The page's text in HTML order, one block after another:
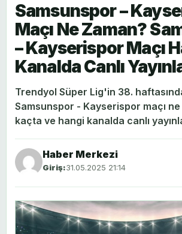
Samsunspor –
Maçı Ne Zaman?
– Kayserispor Maçı
Kanalda Canlı
Trendyol Süper Lig'in 38.
Samsunspor - Kayserispor maçı
kaçta ve hangi kanalda canlı
Haber Merkezi
Giriş:31.05.2025 21:14